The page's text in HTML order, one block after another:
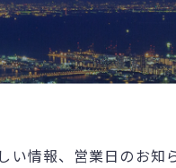
情報、営業日のお